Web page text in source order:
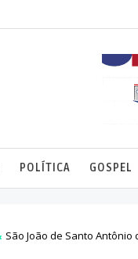
POLÍTICA GOSPEL
São João de Santo